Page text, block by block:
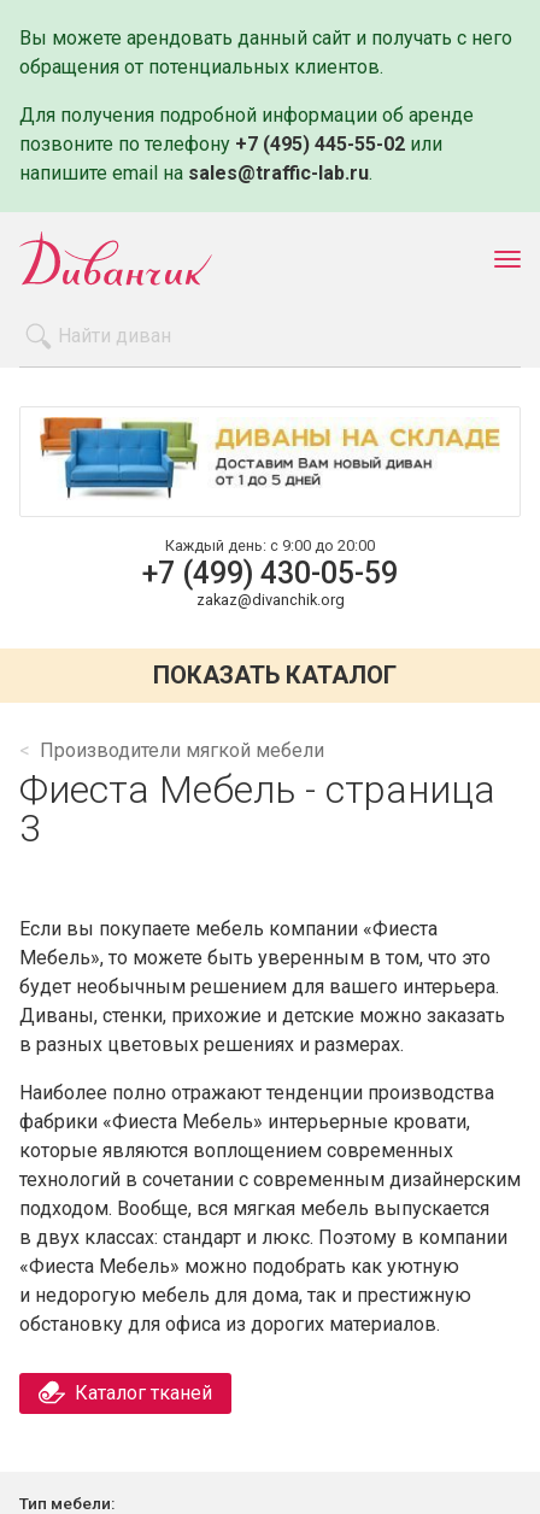
Вы можете арендовать данный сайт и получать с него
обращения от потенциальных клиентов.
Для получения подробной информации об аренде
позвоните по телефону +7 (495) 445-55-02 или
напишите email на sales@traffic-lab.ru.
Оплата и доставка
Контакты
Каждый день: с 9:00 до 20:00
+7 (499) 430-05-59
zakaz@divanchik.org
ПОКАЗАТЬ КАТАЛОГ
Производители мягкой мебели
Фиеста Мебель - страница
3
Если вы покупаете мебель компании «Фиеста
Мебель», то можете быть уверенным в том, что это
будет необычным решением для вашего интерьера.
Диваны, стенки, прихожие и детские можно заказать
в разных цветовых решениях и размерах.
Наиболее полно отражают тенденции производства
фабрики «Фиеста Мебель» интерьерные кровати,
которые являются воплощением современных
технологий в сочетании с современным дизайнерским
подходом. Вообще, вся мягкая мебель выпускается
в двух классах: стандарт и люкс. Поэтому в компании
«Фиеста Мебель» можно подобрать как уютную
и недорогую мебель для дома, так и престижную
обстановку для офиса из дорогих материалов.
Каталог тканей
Тип мебели: